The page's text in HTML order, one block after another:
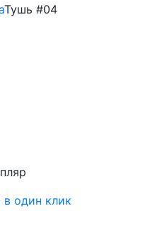
Тушь #04
в один клик